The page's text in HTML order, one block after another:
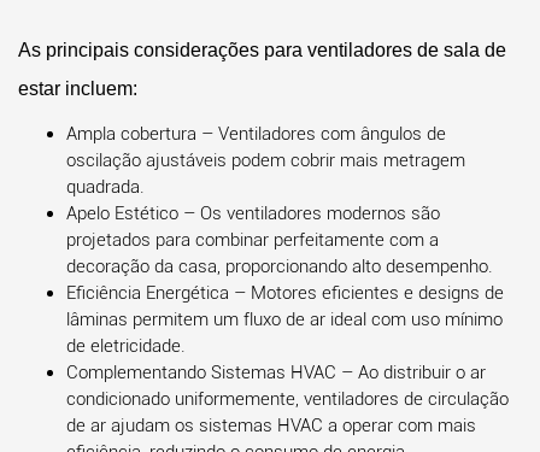
As principais considerações para ventiladores de sala de
estar incluem:
Ampla cobertura – Ventiladores com ângulos de
oscilação ajustáveis podem cobrir mais metragem
quadrada.
Apelo Estético – Os ventiladores modernos são
projetados para combinar perfeitamente com a
decoração da casa, proporcionando alto desempenho.
Eficiência Energética – Motores eficientes e designs de
lâminas permitem um fluxo de ar ideal com uso mínimo
de eletricidade.
Complementando Sistemas HVAC – Ao distribuir o ar
condicionado uniformemente, ventiladores de circulação
de ar ajudam os sistemas HVAC a operar com mais